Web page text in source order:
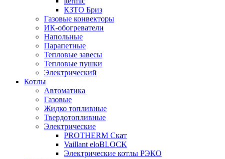
КЗТО Бриз
Газовые конвекторы
ИК-обогреватели
Напольные
Парапетные
Тепловые завесы
Тепловые пушки
Электрический
Котлы
Автоматика
Газовые
Жидко топливные
Твердотопливные
Электрические
PROTHERM Скат
Vaillant eloBLOCK
Электрические котлы РЭКО